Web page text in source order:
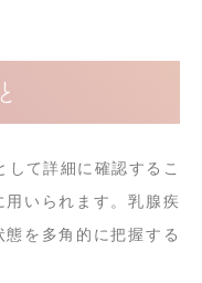
て詳細に確認するこ
いられます。乳腺疾
を多角的に把握する